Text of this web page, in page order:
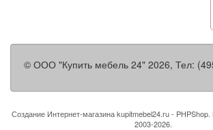
© ООО "Купить мебель 24" 2026, Тел:
Создание Интернет-магазинаkupitmebel24.ru -
2003-2026.